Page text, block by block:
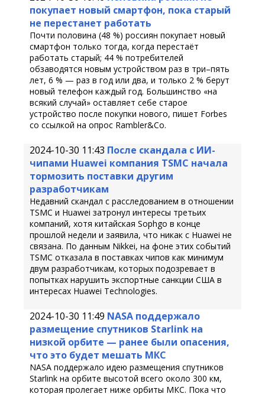
покупает новый смартфон, пока старый
не перестанет работать
Почти половина (48 %) россиян покупает новый
смартфон только тогда, когда перестаёт
работать старый; 44 % потребителей
обзаводятся новым устройством раз в три–пять
лет, 6 % — раз в год или два, и только 2 % берут
новый телефон каждый год. Большинство «на
всякий случай» оставляет себе старое
устройство после покупки нового, пишет Forbes
со ссылкой на опрос Rambler&Co.
2024-10-30 11:43 После скандала с ИИ-
чипами Huawei компания TSMC начала
тормозить поставки другим
разработчикам
Недавний скандал с расследованием в отношении
TSMC и Huawei затронул интересы третьих
компаний, хотя китайская Sophgo в конце
прошлой недели и заявила, что никак с Huawei не
связана. По данным Nikkei, на фоне этих событий
TSMC отказала в поставках чипов как минимум
двум разработчикам, которых подозревает в
попытках нарушить экспортные санкции США в
интересах Huawei Technologies.
2024-10-30 11:49 NASA поддержало
размещение спутников Starlink на
низкой орбите — ранее были опасения,
что это будет мешать МКС
NASA поддержало идею размещения спутников
Starlink на орбите высотой всего около 300 км,
которая пролегает ниже орбиты МКС. Пока что